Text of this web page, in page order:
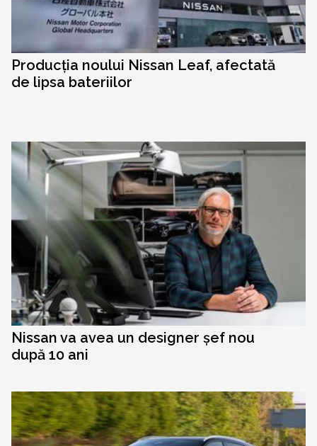
Producția noului Nissan Leaf, afectată
de lipsa bateriilor
Nissan va avea un designer șef nou
după 10 ani